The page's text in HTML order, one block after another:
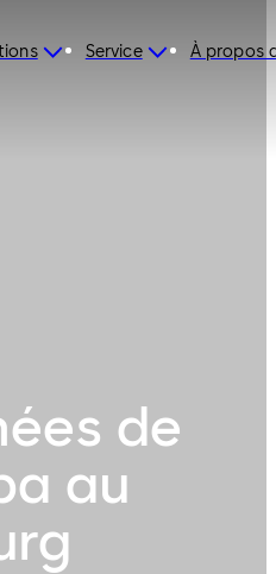
Service À propos
de
au